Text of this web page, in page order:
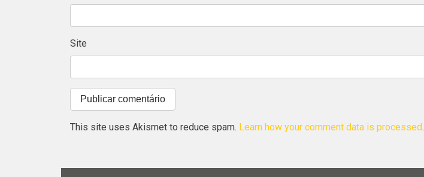
Site
This site uses Akismet to reduce spam. Learn how your comment data is processed.